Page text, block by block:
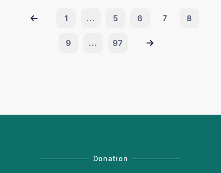
1 ... 5 6 7 8
9 ... 97
Donation